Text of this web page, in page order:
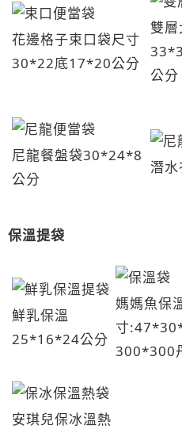
花邊格子束口袋尺寸
30*22底17*20公分
雙層
公分
尼龍餐盤袋30*24*8
公分
潛
保溫提袋
鮮乳保溫
25*16*24公分
媽媽魚保
寸
300*300
安琪兒保冰溫熱